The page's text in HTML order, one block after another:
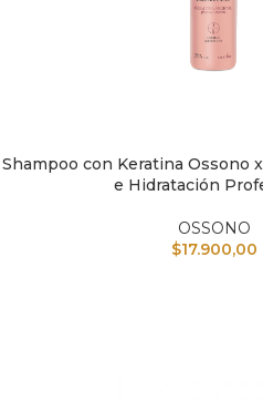
AÑADIR AL CARRITO
Shampoo con Keratina Ossono
e Hidratación
OSSONO
$17.900,00